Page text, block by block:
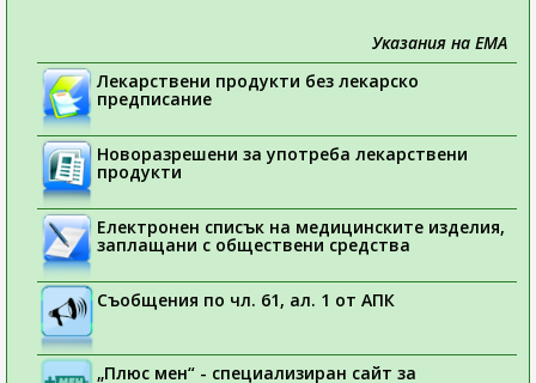
Указания на ЕМА
Лекарствени продукти без лекарско
предписание
Новоразрешени за употреба лекарствени
продукти
Електронен списък на медицинските изделия,
заплащани с обществени средства
Съобщения по чл. 61, ал. 1 от АПК
„Плюс мен“ - специализиран сайт за